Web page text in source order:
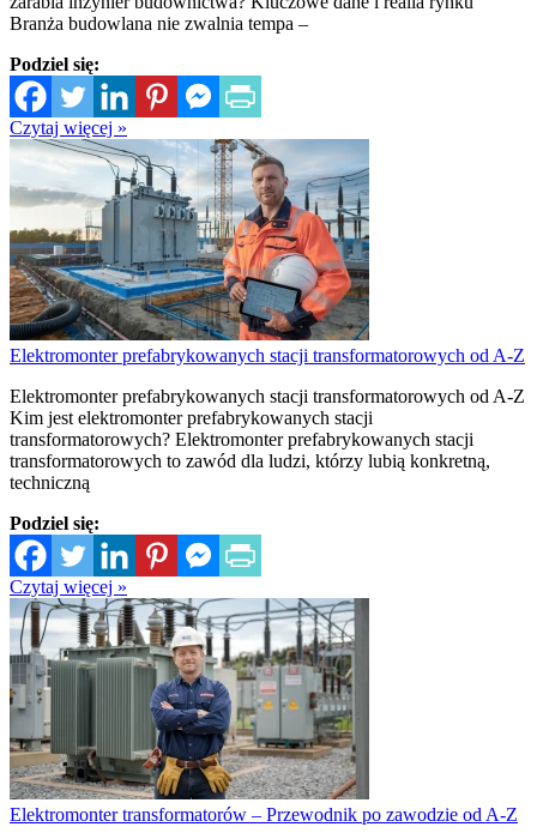
Branża budowlana nie zwalnia tempa –
Podziel się:
Czytaj więcej »
Elektromonter prefabrykowanych stacji transformatorowych od A-Z
Elektromonter prefabrykowanych stacji transformatorowych od A-Z
Kim jest elektromonter prefabrykowanych stacji
transformatorowych? Elektromonter prefabrykowanych stacji
transformatorowych to zawód dla ludzi, którzy lubią konkretną,
techniczną
Podziel się:
Czytaj więcej »
Elektromonter transformatorów – Przewodnik po zawodzie od A-Z